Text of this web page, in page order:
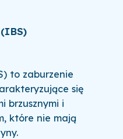
to zaburzenie
się
brzusznymi i
które nie mają